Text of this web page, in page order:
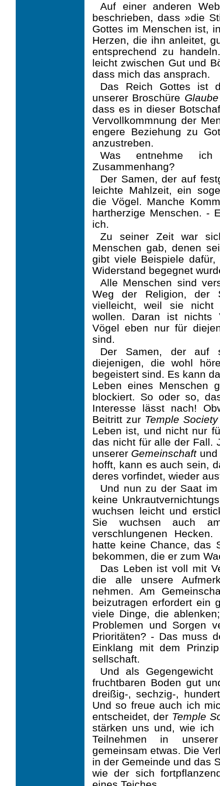
Auf einer anderen
beschrieben, dass »die
Gottes im Menschen ist,
Herzen, die ihn anleitet,
entsprechend zu
leicht zwischen Gut und
dass mich das ansprach.
Das Reich Gottes ist
unserer Broschüre
dass es in dieser
Vervoll­kommnung der
engere Beziehung zu
anzustreben.
Was entnehme
Zusammenhang?
Der Samen, der auf
leichte Mahlzeit, ein
die Vögel. Manche
hartherzige Menschen. -
ich.
Zu seiner Zeit war
Menschen gab, denen
gibt viele Beispiele
Widerstand begegnet
Alle Menschen sind
Weg der Religion, der
vielleicht, weil sie nicht
wollen. Daran ist nichts
Vögel eben nur für
sind.
Der Samen, der auf
diejenigen, die wohl
begeistert sind. Es kann
Leben ei­nes Menschen
blockiert. So oder so,
Interesse lässt nach!
Beitritt zur Temple Soci­ety
Leben ist, und nicht nur
das nicht für alle der Fall.
unserer Gemeinschaftund
hofft, kann es auch sein,
deres vorfindet, wieder
Und nun zu der Saat
keine
wuchsen leicht und
Sie wuchsen auch
verschlungenen
hatte keine Chance, das
bekommen, die er zum
Das Leben ist voll mit
die alle unsere
nehmen. Am
beizutragen erfordert ein
viele Dinge, die
Problemen und Sorgen
Prioritäten? - Das muss
Einklang mit dem
sellschaft.
Und als
fruchtbaren Boden gut
dreißig-, sechzig-,
Und so freue auch ich
entscheidet, der Temple
stärken uns und, wie ich
Teilnehmen in
gemeinsam etwas. Die
in der Gemeinde und das
wie der sich